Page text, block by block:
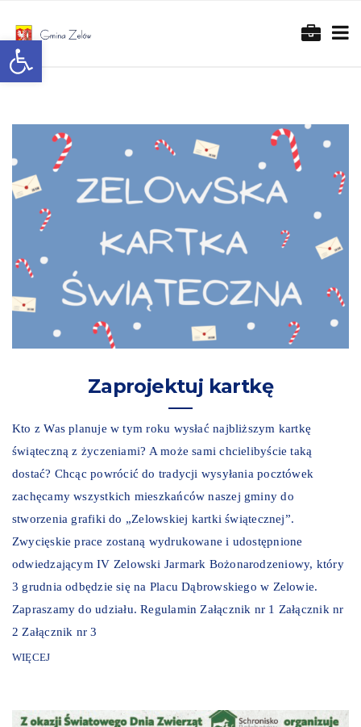
Otwórz pasek narzędzi
Zaprojektuj kartkę
Kto z Was planuje w tym roku wysłać najbliższym kartkę
świąteczną z życzeniami? A może sami chcielibyście taką
dostać? Chcąc powrócić do tradycji wysyłania pocztówek
zachęcamy wszystkich mieszkańców naszej gminy do
stworzenia grafiki do „Zelowskiej kartki świątecznej”.
Zwycięskie prace zostaną wydrukowane i udostępnione
odwiedzającym IV Zelowski Jarmark Bożonarodzeniowy, który
3 grudnia odbędzie się na Placu Dąbrowskiego w Zelowie.
Zapraszamy do udziału. Regulamin Załącznik nr 1 Załącznik nr
2 Załącznik nr 3
WIĘCEJ